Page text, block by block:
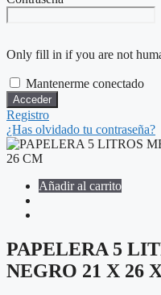
Only fill in if you are not
Mantenerme conectado
Registro
¿Has olvidado tu contraseña?
Añadir al carrito
PAPELERA 5
NEGRO 21 X 26